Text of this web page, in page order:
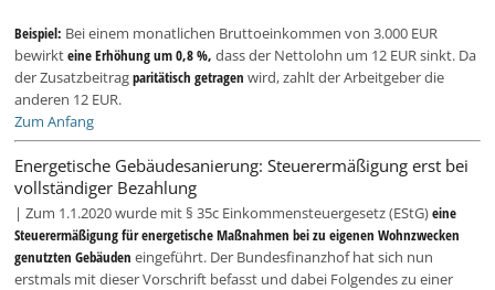
Beispiel: Bei einem monatlichen Bruttoeinkommen von 3.000 EUR
bewirkteine Erhöhung um 0,8 %, dass der Nettolohn um 12 EUR sinkt. Da
der Zusatzbeitragparitätisch getragen wird, zahlt der Arbeitgeber die
anderen 12 EUR.
Zum Anfang
Energetische Gebäudesanierung: Steuerermäßigung erst bei
vollständiger Bezahlung
| Zum 1.1.2020 wurde mit § 35c Einkommensteuergesetz (EStG)eine
Steuerermäßigung für energetische Maßnahmen bei zu eigenen Wohnzwecken
genutzten Gebäuden eingeführt. Der Bundesfinanzhof hat sich nun
erstmals mit dieser Vorschrift befasst und dabei Folgendes zu einer